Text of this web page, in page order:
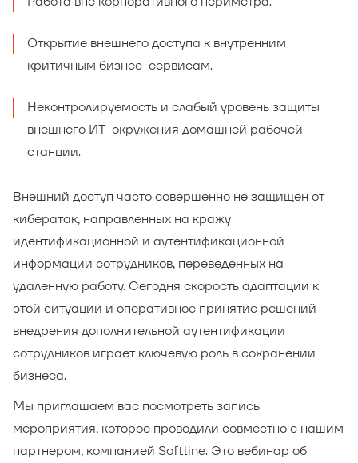
Открытие внешнего доступа к внутренним
критичным бизнес-сервисам.
Неконтролируемость и слабый уровень защиты
внешнего ИТ-окружения домашней рабочей
станции.
Внешний доступ часто совершенно не защищен от
кибератак, направленных на кражу
идентификационной и аутентификационной
информации сотрудников, переведенных на
удаленную работу. Сегодня скорость адаптации к
этой ситуации и оперативное принятие решений
внедрения дополнительной аутентификации
сотрудников играет ключевую роль в сохранении
бизнеса.
Мы приглашаем вас посмотреть запись
мероприятия, которое проводили совместно с нашим
партнером, компанией Softline. Это вебинар об